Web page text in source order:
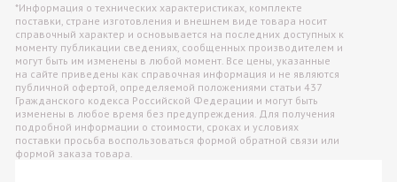
*Информация о технических характеристиках, комплекте
поставки, стране изготовления и внешнем виде товара носит
справочный характер и основывается на последних доступных к
моменту публикации сведениях, сообщенных производителем и
могут быть им изменены в любой момент. Все цены, указанные
на сайте приведены как справочная информация и не являются
публичной офертой, определяемой положениями статьи 437
Гражданского кодекса Российской Федерации и могут быть
изменены в любое время без предупреждения. Для получения
подробной информации о стоимости, сроках и условиях
поставки просьба воспользоваться формой обратной связи или
формой заказа товара.